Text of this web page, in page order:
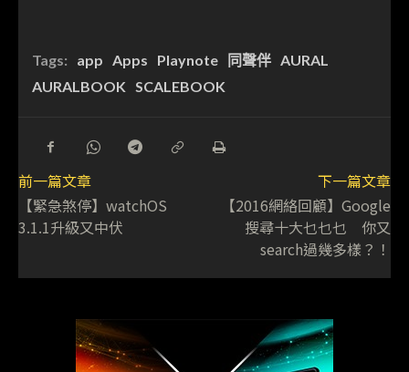
Tags: app Apps Playnote 同聲伴 AURAL
AURALBOOK SCALEBOOK
前一篇文章
【緊急煞停】watchOS
3.1.1升級又中伏
下一篇文章
【2016網絡回顧】Google
搜尋十大乜乜乜 你又
search過幾多樣？！